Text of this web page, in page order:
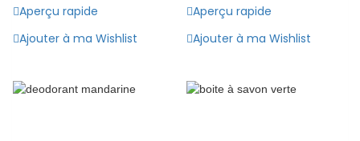
Aperçu rapide
Ajouter à ma Wishlist
Aperçu rapide
Ajouter à ma Wishlist